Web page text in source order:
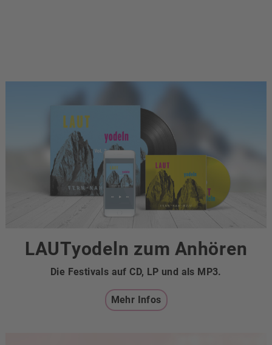
LAUTyodeln zum Anhören
Die Festivals auf CD, LP und als MP3.
Mehr Infos